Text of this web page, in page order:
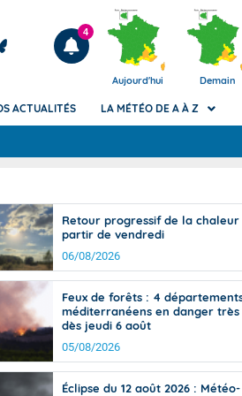
Articles
4
Aujourd'hui Demain
de
Phénomènes dangereux de
Avertissement pluies intenses
des communes (Apic)
Bulletins Marine
Bulletins d'estimation du
d'avalanche
Météo des forêts
Vigicrues
ACTUALITÉS LA MÉTÉO DE A À Z
Retour progressif de la chaleur
partir de vendredi
06/08/2026
Feux de forêts : 4
méditerranéens en danger très
dès jeudi 6 août
05/08/2026
Éclipse du 12 août 2026 : Météo-